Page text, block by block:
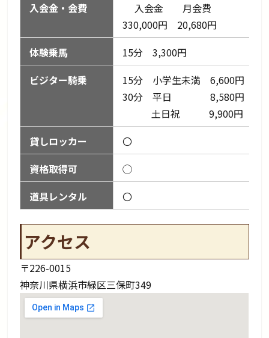
入会金・会費
入会金 月会費
330,000円 20,680円
体験乗馬
15分 3,300円
ビジター騎乗
15分 小学生未満 6,600円
30分 平日 8,580円
土日祝 9,900円
貸しロッカー
〇
資格取得可
◯
道具レンタル
〇
アクセス
〒226-0015
神奈川県横浜市緑区三保町349